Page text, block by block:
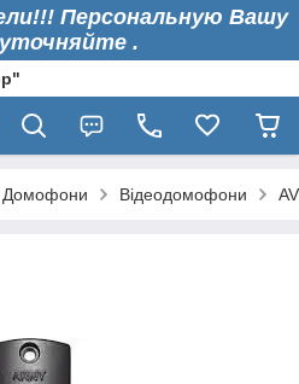
Персональную Вашу
уточняйте .
Домофони Відеодомофони